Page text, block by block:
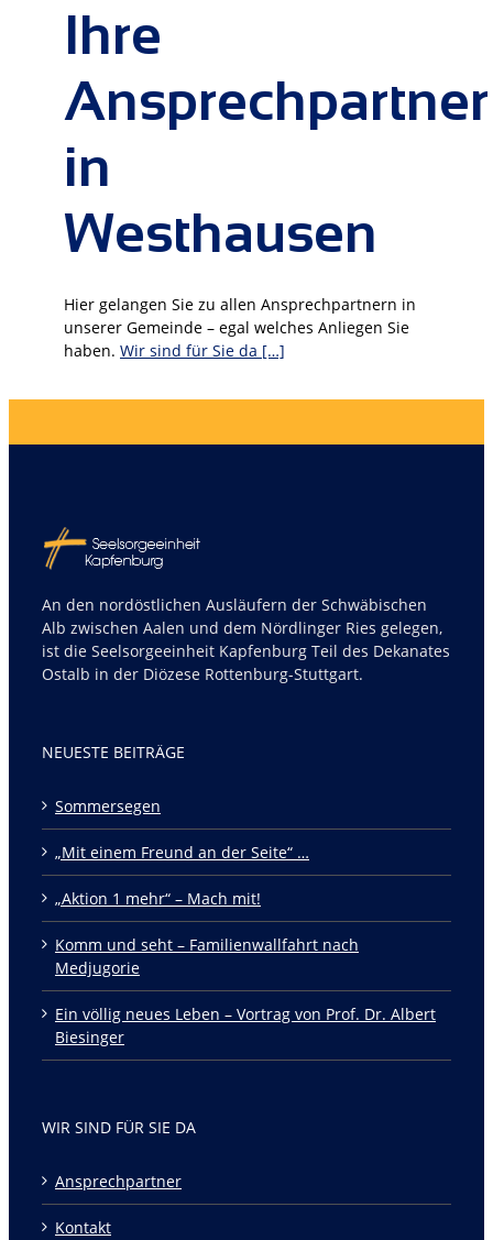
Ihre
Ansprechpartner
in
Westhausen
Hier gelangen Sie zu allen Ansprechpartnern in
unserer Gemeinde – egal welches Anliegen Sie
haben. Wir sind für Sie da […]
An den nordöstlichen Ausläufern der Schwäbischen
Alb zwischen Aalen und dem Nördlinger Ries gelegen,
ist die Seelsorgeeinheit Kapfenburg Teil des Dekanates
Ostalb in der Diözese Rottenburg-Stuttgart.
NEUESTE BEITRÄGE
Sommersegen
„Mit einem Freund an der Seite“ …
„Aktion 1 mehr“ – Mach mit!
Komm und seht – Familienwallfahrt nach
Medjugorie
Ein völlig neues Leben – Vortrag von Prof. Dr. Albert
Biesinger
WIR SIND FÜR SIE DA
Ansprechpartner
Kontakt